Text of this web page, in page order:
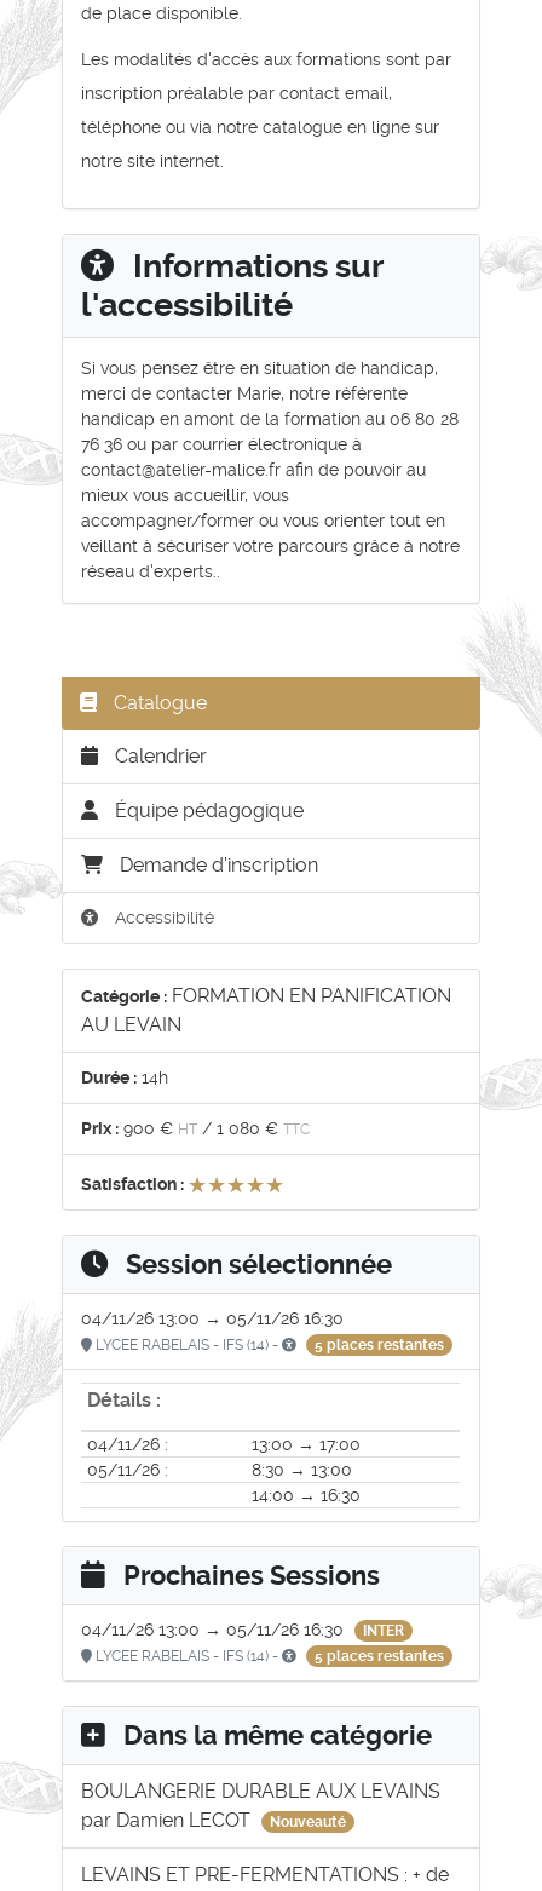
de place disponible.
Les modalités d'accès aux formations sont par
inscription préalable par contact email,
téléphone ou via notre catalogue en ligne sur
notre site internet.
Informations sur
l'accessibilité
Si vous pensez être en situation de handicap,
merci de contacter Marie, notre référente
handicap en amont de la formation au 06 80 28
76 36 ou par courrier électronique à
contact@atelier-malice.fr afin de pouvoir au
mieux vous accueillir, vous
accompagner/former ou vous orienter tout en
veillant à sécuriser votre parcours grâce à notre
réseau d'experts..
Catalogue
Calendrier
Équipe pédagogique
Demande d'inscription
Accessibilité
Catégorie : FORMATION EN PANIFICATION
AU LEVAIN
Durée : 14h
Prix : 900 € HT /1 080 €TTC
Satisfaction : ★★★★★
★★★★★
Session sélectionnée
04/11/26 13:00 → 05/11/26 16:30
LYCEE RABELAIS - IFS (14) - 5 places restantes
Détails :
04/11/26 :
13:00 → 17:00
05/11/26 :
8:30 → 13:00
14:00 → 16:30
Prochaines Sessions
04/11/26 13:00 → 05/11/26 16:30
INTER
LYCEE RABELAIS - IFS (14) -
5 places restantes
Dans la même catégorie
BOULANGERIE DURABLE AUX LEVAINS
par Damien LECOT
Nouveauté
LEVAINS ET PRE-FERMENTATIONS : + de